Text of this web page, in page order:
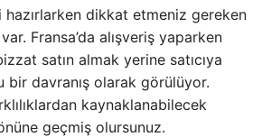
hazırlarken dikkat etmeniz gereken
Fransa’da alışveriş yaparken
satın almak yerine satıcıya
bir davranış olarak görülüyor.
kaynaklanabilecek
geçmiş olursunuz.